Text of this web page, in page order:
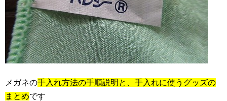
メガネの手入れ方法の手順説明と、手入れに使うグッズの
まとめです